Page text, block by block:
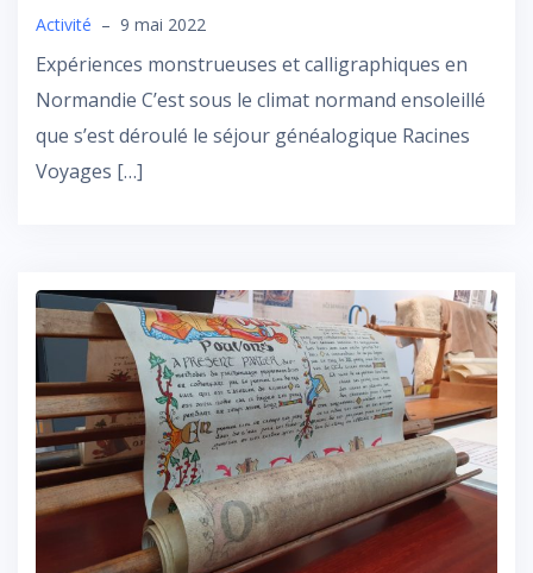
Activité – 9 mai 2022
Expériences monstrueuses et calligraphiques en
Normandie C’est sous le climat normand ensoleillé
que s’est déroulé le séjour généalogique Racines
Voyages […]